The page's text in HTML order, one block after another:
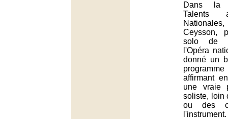
Dans la
Talents
Ceysson,
solo de
l'Opéra
donné un
affirmant
une vraie
soliste, loin
ou des
l'instrument.